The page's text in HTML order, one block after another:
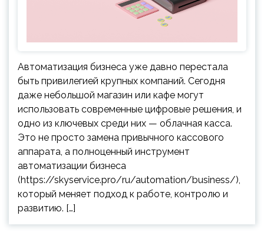
Автоматизация бизнеса уже давно перестала
быть привилегией крупных компаний. Сегодня
даже небольшой магазин или кафе могут
использовать современные цифровые решения, и
одно из ключевых среди них — облачная касса.
Это не просто замена привычного кассового
аппарата, а полноценный инструмент
автоматизации бизнеса
(https://skyservice.pro/ru/automation/business/),
который меняет подход к работе, контролю и
развитию. […]